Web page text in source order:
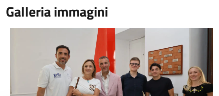
Galleria immagini